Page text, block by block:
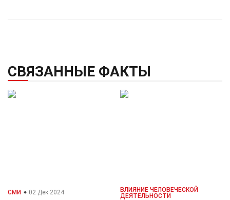
СВЯЗАННЫЕ ФАКТЫ
СМИ 02 Дек 2024
ВЛИЯНИЕ ЧЕЛОВЕЧЕСКОЙ
ДЕЯТЕЛЬНОСТИ